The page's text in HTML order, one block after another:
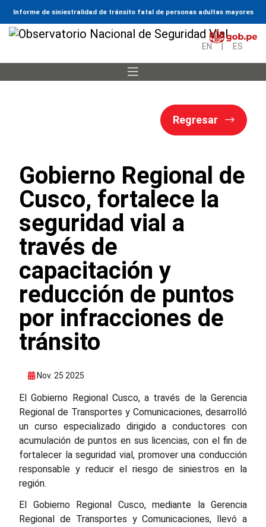
Informe de siniestralidad de tránsito fatal de personas adultas mayores
EN ES
Regresar
Gobierno Regional de
Cusco, fortalece la
seguridad vial a
través de
capacitación y
reducción de puntos
por infracciones de
tránsito
Nov. 25 2025
El Gobierno Regional Cusco, a través de la Gerencia
Regional de Transportes y Comunicaciones, desarrolló
un curso especializado dirigido a conductores con
acumulación de puntos en sus licencias, con el fin de
fortalecer la seguridad vial, promover una conducción
responsable y reducir el riesgo de siniestros en la
región.
El Gobierno Regional Cusco, mediante la Gerencia
Regional de Transportes y Comunicaciones, llevó a